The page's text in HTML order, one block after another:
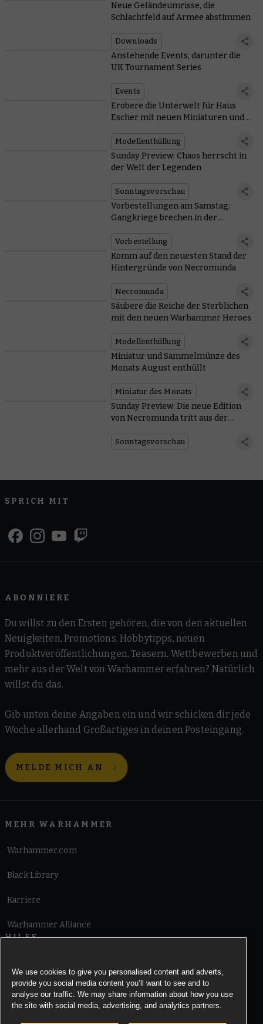
Neue Geländeumrisse, die
Schlachtfeld auf Armee abstimmen
Downloads
Anstehende Events, darunter die
UK Tournament Series
Events
Erobere die Unterwelt für Haus
Escher mit neuen Miniaturen und
Modellenthüllung
Sunday Preview: Chaos herrscht in
der Welt der Legenden
Sonntagsvorschau
Vorbestellungen am Samstag:
Gangkriege brechen in der
Vorbestellung
Komm auf den neuesten Stand der
Hintergründe von Necromunda
Necromunda
Säubere die Reiche der Sterblichen
mit den neuen Warhammer Heroes
Modellenthüllung
Miniatur und Sammelmünze des
Monats August enthüllt
Miniatur des Monats
Sunday Preview: Die neue Edition
von Necromunda tritt aus der
Sonntagsvorschau
SPRICH MIT
ABONNIERE
Du willst zu den Ersten gehören, die von den aktuellen
Neuigkeiten, Promotions, Hobbytipps, neuen
Produktveröffentlichungen, Teasern, Wettbewerben und
mehr aus der Welt von Warhammer erfahren? Natürlich
willst du das.
Gib unten deine Angaben ein und wir schicken dir jede
Woche allerhand Großartiges in deinen Posteingang.
MELDE MICH AN
MEHR WARHAMMER
Warhammer.com
Black Library
Karriere
Warhammer Alliance
HILFE
Informationen zu Cookies
We use cookies to give you personalised content and adverts,
provide you social media content you’ll want to see and to
analyse our traffic. We may share information about how you use
the site with social media, advertising, and analytics partners.